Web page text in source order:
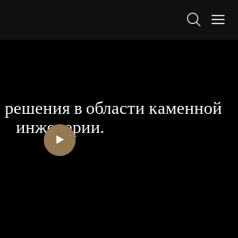
в области каменной
инженерии.